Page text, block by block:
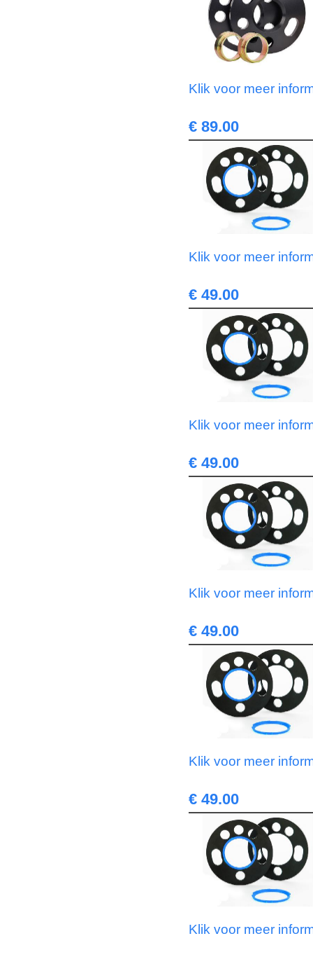
Klik voor meer
€ 89.00
Klik voor meer
€ 49.00
Klik voor meer
€ 49.00
Klik voor meer
€ 49.00
Klik voor meer
€ 49.00
Klik voor meer